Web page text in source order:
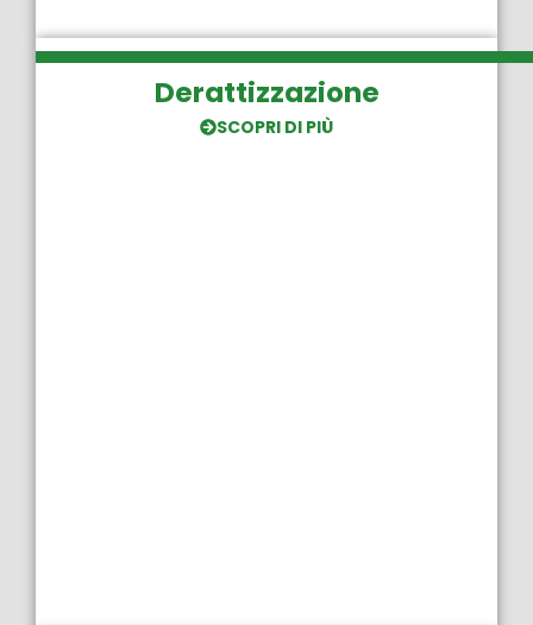
Derattizzazione
SCOPRI DI PIÙ